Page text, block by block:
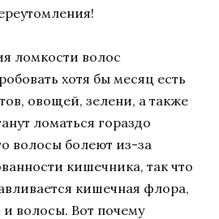
волос
хотя бы месяц есть
овощей, зелени, а также
ломаться гораздо
волосы болеют из-за
кишечника, так что
кишечная флора,
волосы. Вот почему